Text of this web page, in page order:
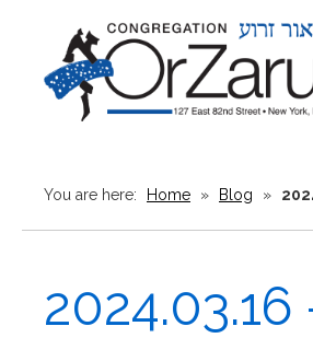
You are here: Home » Blog »